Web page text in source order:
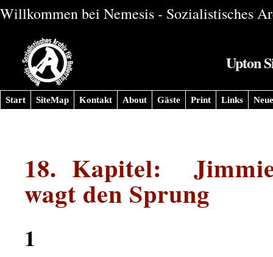
Willkommen bei Nemesis - Sozialistisches
Upton
Start SiteMap Kontakt About Gäste Print Links
18. Kapitel:
wagt den Sprung
1